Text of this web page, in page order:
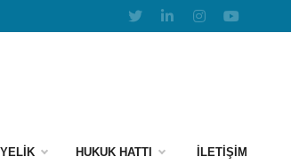
HUKUK HATTI İLETİŞİM